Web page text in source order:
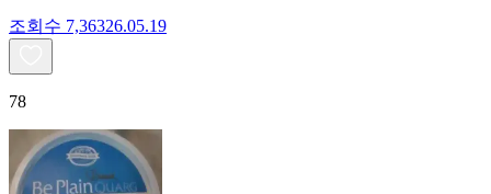
조회수 7,36326.05.19
78